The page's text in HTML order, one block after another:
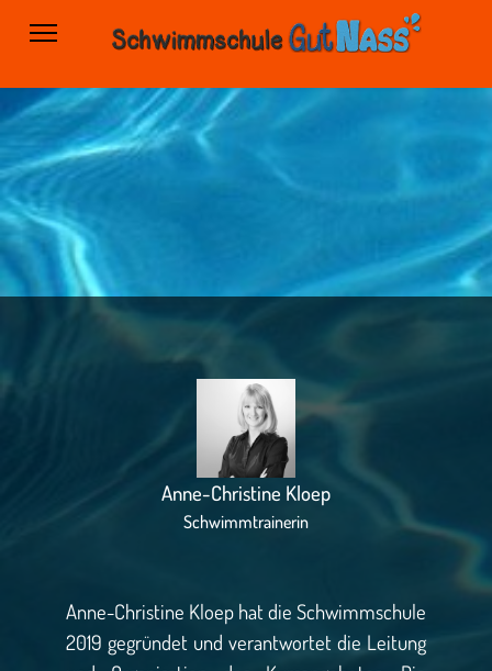
Anne-Christine Kloep
Schwimmtrainerin
Anne-Christine Kloep hat die Schwimmschule
2019 gegründet und verantwortet die Leitung